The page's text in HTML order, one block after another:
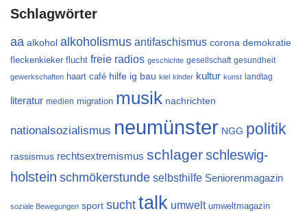
Schlagwörter
aa alkohol alkoholismus antifaschismus corona demokratie
fleckenkieker flucht freie radios geschichte gesellschaft gesundheit
gewerkschaften haart café hilfe ig bau kiel kinder kultur kunst landtag
literatur medien migration musik nachrichten
nationalsozialismus neumünster NGG politik
rassismus rechtsextremismus schlagerschleswig-
holstein schmökerstunde selbsthilfe Seniorenmagazin
soziale Bewegungen sport suchttalk umwelt umweltmagazin